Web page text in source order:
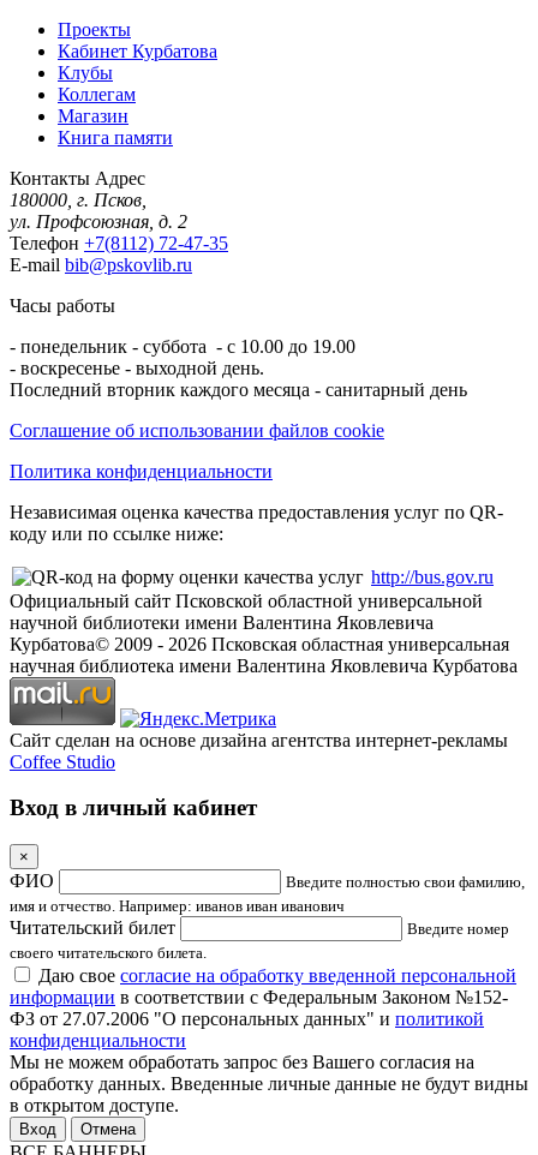
Проекты
Кабинет Курбатова
Клубы
Коллегам
Магазин
Книга памяти
Контакты Адрес
180000, г. Псков,
ул. Профсоюзная, д. 2
Телефон +7(8112) 72-47-35
E-mail bib@pskovlib.ru
Часы работы
- понедельник - суббота - с 10.00 до 19.00
- воскресенье - выходной день.
Последний вторник каждого месяца - санитарный день
Соглашение об использовании файлов cookie
Политика конфиденциальности
Независимая оценка качества предоставления услуг по QR-
коду или по ссылке ниже:
http://bus.gov.ru
Официальный сайт Псковской областной универсальной
научной библиотеки имени Валентина Яковлевича
Курбатова© 2009 - 2026 Псковская областная универсальная
научная библиотека имени Валентина Яковлевича Курбатова
Сайт сделан на основе дизайна агентства интернет-рекламы
Coffee Studio
Вход в личный кабинет
×
ФИО
Введите полностью свои фамилию,
имя и отчество. Например: иванов иван иванович
Читательский билет
Введите номер
своего читательского билета.
Даю свое согласие на обработку введенной персональной
информации в соответствии с Федеральным Законом №152-
ФЗ от 27.07.2006 "О персональных данных" и политикой
конфиденциальности
Мы не можем обработать запрос без Вашего согласия на
обработку данных. Введенные личные данные не будут видны
в открытом доступе.
Отмена